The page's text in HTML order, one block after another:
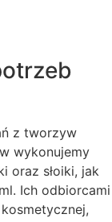
z tworzyw
wykonujemy
oraz słoiki, jak
Ich odbiorcami